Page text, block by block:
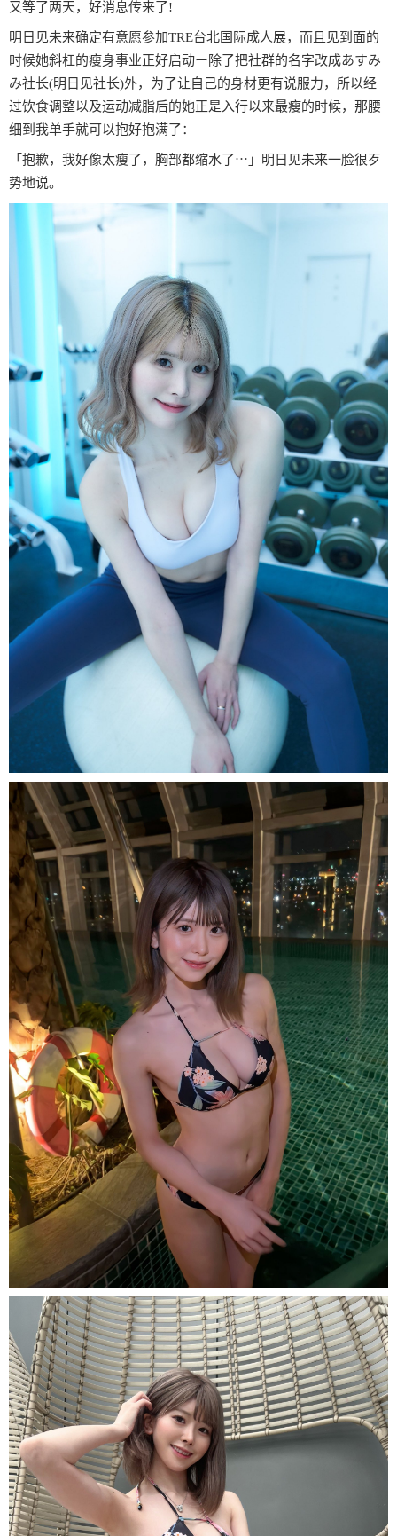
又等了两天，好消息传来了!
明日见未来确定有意愿参加TRE台北国际成人展，而且见到面的
时候她斜杠的瘦身事业正好启动ー除了把社群的名字改成あすみ
み社长(明日见社长)外，为了让自己的身材更有说服力，所以经
过饮食调整以及运动减脂后的她正是入行以来最瘦的时候，那腰
细到我单手就可以抱好抱满了：
「抱歉，我好像太瘦了，胸部都缩水了⋯」明日见未来一脸很歹
势地说。